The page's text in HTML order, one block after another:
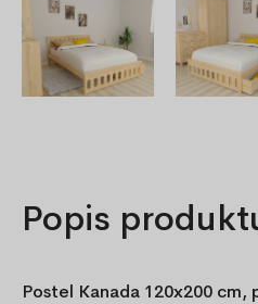
Popis
Postel Kanada 120x200